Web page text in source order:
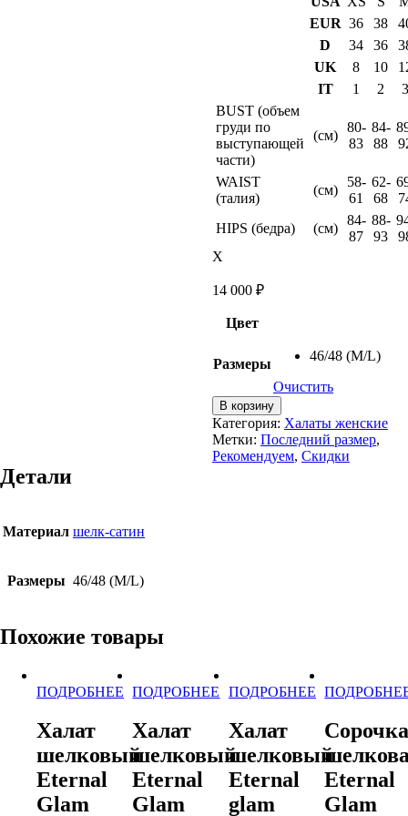
EUR 36 38
D
34 36
UK
8 10
IT
1 2
BUST (объем
груди по
выступающей
части)
(см)
80-
83
84-
88
WAIST
(талия)
(см)
58-
61
62-
68
HIPS (бедра)
(см)
84-
87
88-
93
X
14 000 ₽
Цвет
Размеры
46/48 (M/L)
Очистить
Количество
товара
Халат
шелковый
В корзину
Категория: Халаты женские
Метки: Последний размер,
Рекомендуем, Скидки
Детали
Материал шелк-сатин
Размеры 46/48 (M/L)
Похожие товары
ПОДРОБНЕЕ
товар
имеет
несколько
вариаций.
Опции
можно
Халат
шелковый
Eternal
Glam
ПОДРОБНЕЕ
товар
имеет
несколько
вариаций.
Опции
можно
Халат
шелковый
Eternal
Glam
ПОДРОБНЕЕ
товар
имеет
несколько
вариаций.
Опции
можно
Халат
шелковый
Eternal
glam
товар
имеет
несколько
вариаций.
Опции
можно
Eternal
Glam